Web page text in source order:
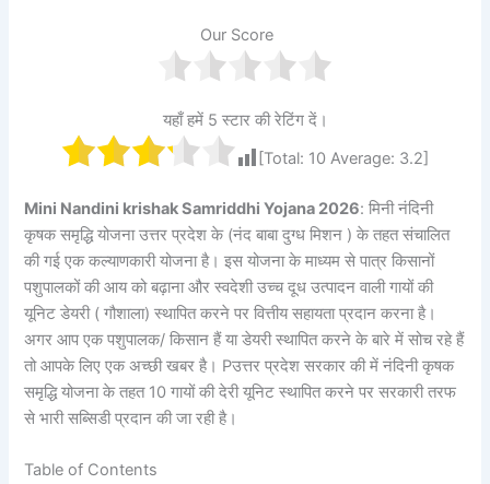
Our Score
यहाँ हमें 5 स्टार की रेटिंग दें।
[Total: 10 Average: 3.2]
Mini Nandini krishak Samriddhi Yojana 2026: मिनी नंदिनी
कृषक समृद्धि योजना उत्तर प्रदेश के (नंद बाबा दुग्ध मिशन ) के तहत संचालित
की गई एक कल्याणकारी योजना है। इस योजना के माध्यम से पात्र किसानों
पशुपालकों की आय को बढ़ाना और स्वदेशी उच्च दूध उत्पादन वाली गायों की
यूनिट डेयरी ( गौशाला) स्थापित करने पर वित्तीय सहायता प्रदान करना है।
अगर आप एक पशुपालक/ किसान हैं या डेयरी स्थापित करने के बारे में सोच रहे हैं
तो आपके लिए एक अच्छी खबर है। Pउत्तर प्रदेश सरकार की में नंदिनी कृषक
समृद्धि योजना के तहत 10 गायों की देरी यूनिट स्थापित करने पर सरकारी तरफ
से भारी सब्सिडी प्रदान की जा रही है।
Table of Contents